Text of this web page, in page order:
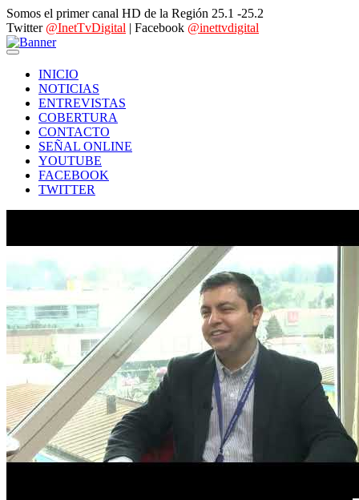
Somos el primer canal HD de la Región 25.1 -25.2
Twitter @InetTvDigital | Facebook @inettvdigital
INICIO
NOTICIAS
ENTREVISTAS
COBERTURA
CONTACTO
SEÑAL ONLINE
YOUTUBE
FACEBOOK
TWITTER